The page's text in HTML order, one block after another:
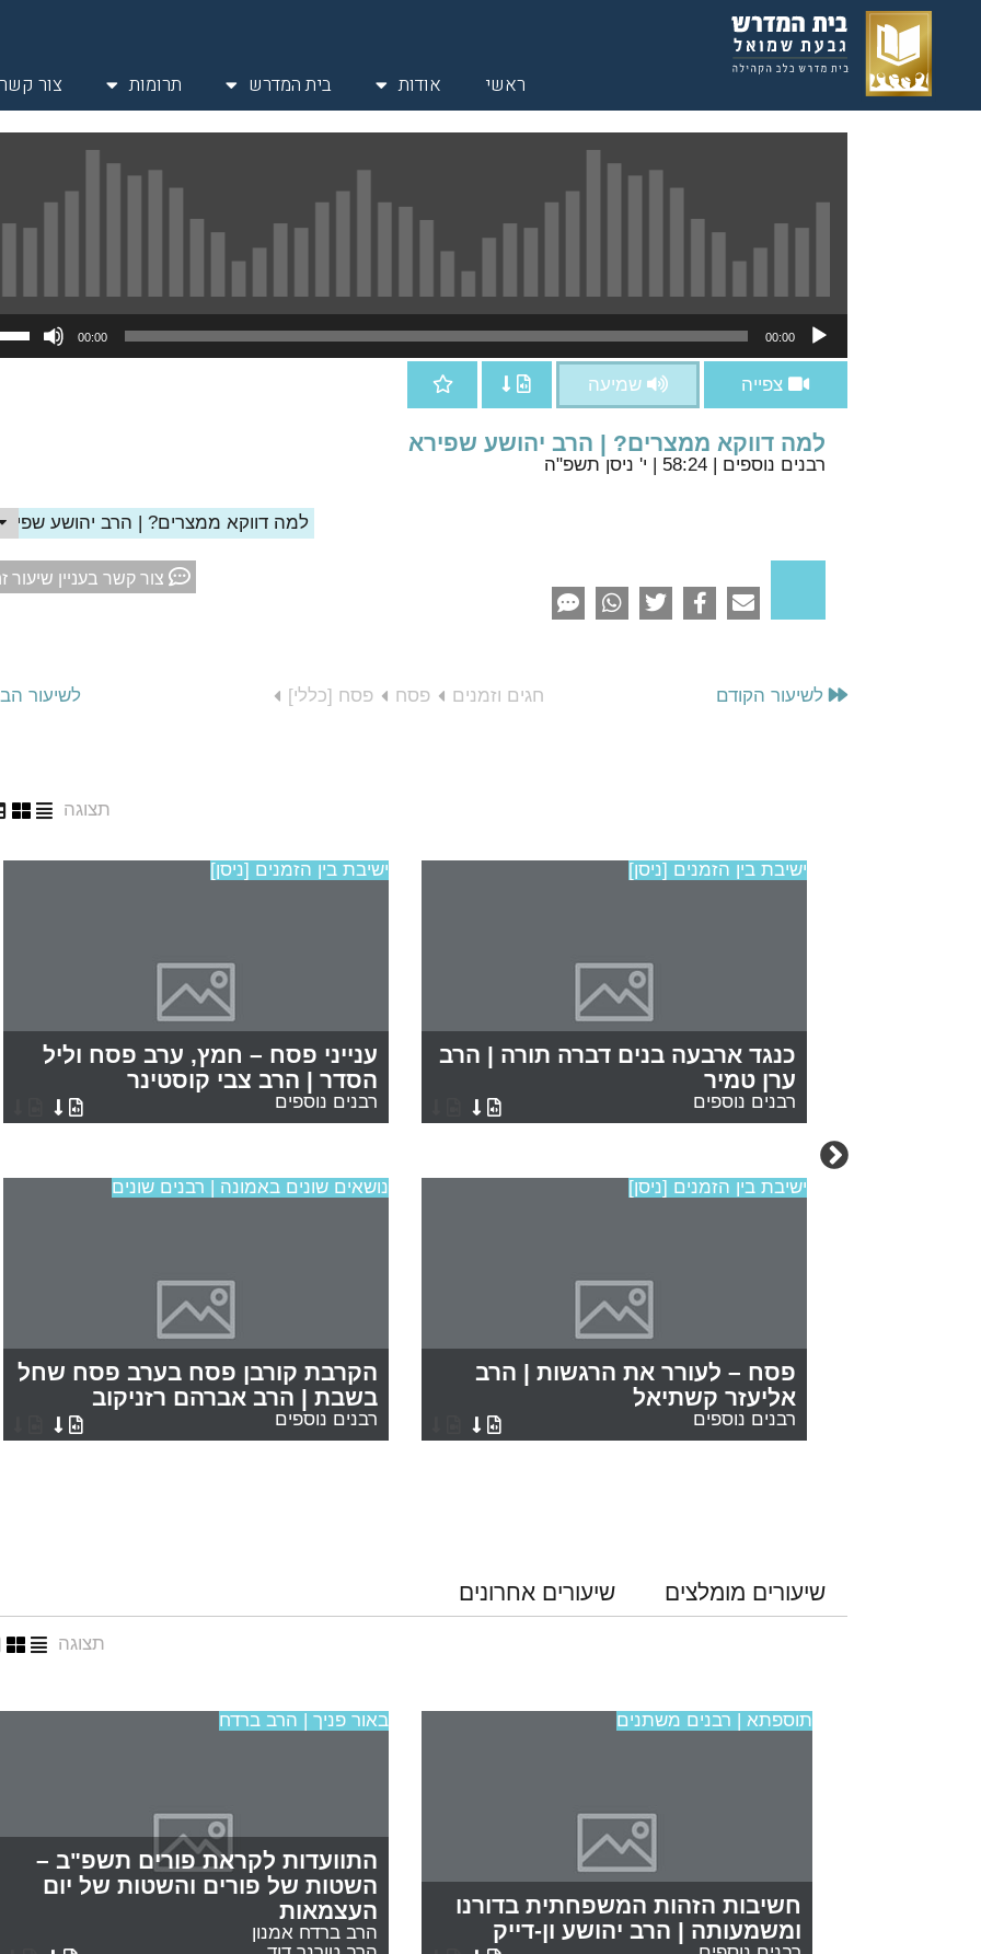
ראשי אודות בית המדרש תרומות צור קשר
אודיו
00:00
00:00
צפייה שמיעה
למה דווקא ממצרים? | הרב יהושע שפירא
רבנים נוספים | 58:24 | י' ניסן תשפ"ה
למה דווקא ממצרים? | הרב יהושע
צור קשר בעניין שיעור
לשיעור הקודם לשיעור חגים וזמנים פסח פסח [כללי]
תצוגה
ישיבת בין הזמנים [ניסן]
כנגד ארבעה בנים דברה תורה | הרב
ערן טמיר
רבנים נוספים
ישיבת בין הזמנים [ניסן]
ענייני פסח – חמץ, ערב פסח וליל
הסדר | הרב צבי קוסטינר
רבנים נוספים
ישיבת בין הזמנים [ניסן]
פסח – לעורר את הרגשות | הרב
אליעזר קשתיאל
רבנים נוספים
נושאים שונים באמונה | רבנים שונים
הקרבת קורבן פסח בערב פסח שחל
בשבת | הרב אברהם רזניקוב
רבנים נוספים
שיעורים מומלצים שיעורים אחרונים
תצוגה
תוספתא | רבנים משתנים
חשיבות הזהות המשפחתית בדורנו
ומשמעותה | הרב יהושע ון-דייק
באור פניך | הרב ברדח
התוועדות לקראת פורים תשפ"ב –
השטות של פורים והשטות של יום
העצמאות
הרב ברדח אמנון